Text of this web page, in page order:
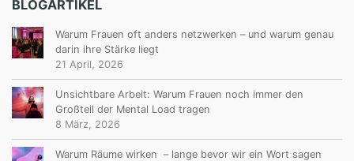
BLOGARTIKEL
Warum Frauen oft anders netzwerken – und warum genau
darin ihre Stärke liegt
21 April, 2026
Unsichtbare Arbeit: Warum Frauen noch immer den
Großteil der Mental Load tragen
8 März, 2026
Warum Räume wirken – lange bevor wir ein Wort sagen